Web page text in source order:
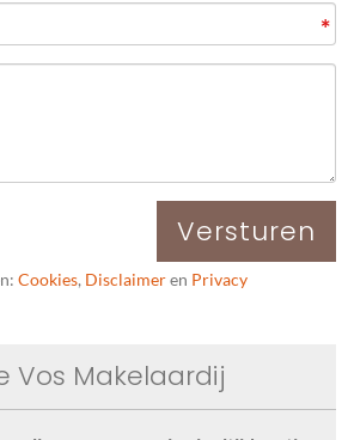
*
Versturen
Cookies, Disclaimeren Privacy
Vos Makelaardij